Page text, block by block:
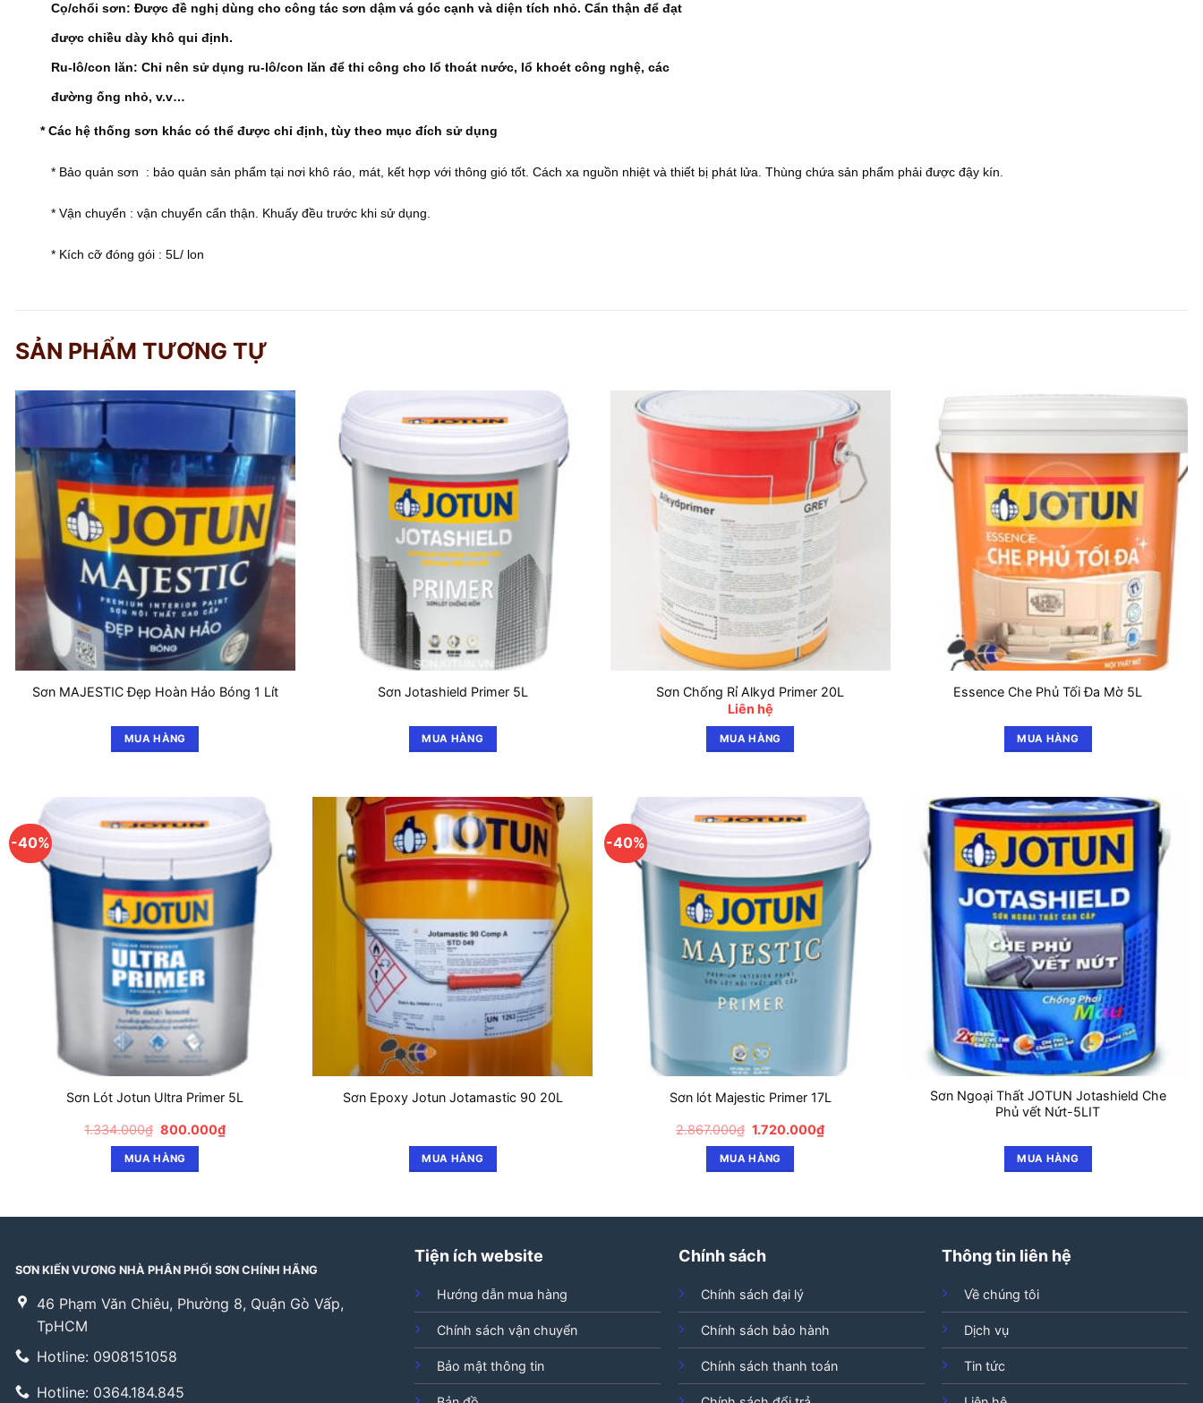
Cọ/chổi sơn: Được đề nghị dùng cho công tác sơn dậm vá góc cạnh và diện tích nhỏ. Cẩn thận để đạt
được chiều dày khô qui định.
Ru-lô/con lăn: Chỉ nên sử dụng ru-lô/con lăn để thi công cho lổ thoát nước, lổ khoét công nghệ, các
đường ống nhỏ, v.v…
* Các hệ thống sơn khác có thể được chỉ định, tùy theo mục đích sử dụng
* Bảo quản sơn : bảo quản sản phẩm tại nơi khô ráo, mát, kết hợp với thông gió tốt. Cách xa nguồn nhiệt và thiết bị phát lửa. Thùng chứa sản phẩm phải được đậy kín.
* Vận chuyển : vận chuyển cẩn thận. Khuấy đều trước khi sử dụng.
* Kích cỡ đóng gói : 5L/ lon
SẢN PHẨM TƯƠNG TỰ
Sơn MAJESTIC Đẹp Hoàn Hảo Bóng 1 Lít
MUA HÀNG
Sơn Jotashield Primer 5L
MUA HÀNG
Sơn Chống Rỉ Alkyd Primer 20L
Liên hệ
MUA HÀNG
Essence Che Phủ Tối Đa Mờ 5L
MUA HÀNG
-40%
Sơn Lót Jotun Ultra Primer 5L
1.334.000₫ Giá
là:
1.334.000₫.
800.000₫Giá
MUA HÀNG
Sơn Epoxy Jotun Jotamastic 90 20L
MUA HÀNG
-40%
Sơn lót Majestic Primer 17L
2.867.000₫ Giá
là:
2.867.000₫.
1.720.000₫Giá
MUA HÀNG
Sơn Ngoại Thất JOTUN Jotashield Che
Phủ vết Nứt-5LIT
MUA HÀNG
SƠN KIẾN VƯƠNG NHÀ PHÂN PHỐI SƠN CHÍNH HÃNG
46 Phạm Văn Chiêu, Phường 8, Quận Gò Vấp,
TpHCM
Hotline: 0908151058
Hotline: 0364.184.845
Tiện ích website
Hướng dẫn mua hàng
Chính sách vận chuyển
Bảo mật thông tin
Chính sách
Chính sách đại lý
Chính sách bảo hành
Chính sách thanh toán
Thông tin liên hệ
Về chúng tôi
Dịch vụ
Tin tức